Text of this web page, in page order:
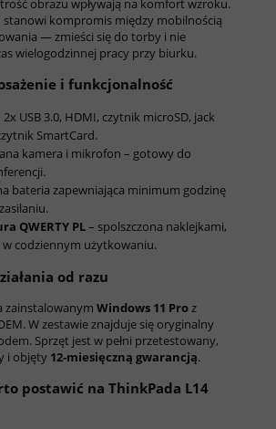
obrazu wpływają na komfort wzroku.
stanowi kompromis między mobilnością
— zmieści się do torby i nie
wielogodzinnej pracy przy biurku.
i funkcjonalność
2x USB 3.0, HDMI, czytnik microSD, jack
SmartCard.
kamera i mikrofon – gotowy do
bateria zapewniająca minimum godzinę
QWERTY PL– spolszczona naklejkami,
codziennym użytkowaniu.
od razu
zainstalowanym Windows 11 Proz
W zestawie znajduje się oryginalny
Sprzęt jest w pełni przetestowany,
i objęty 12-miesięczną gwarancją.
postawić na ThinkPada L14